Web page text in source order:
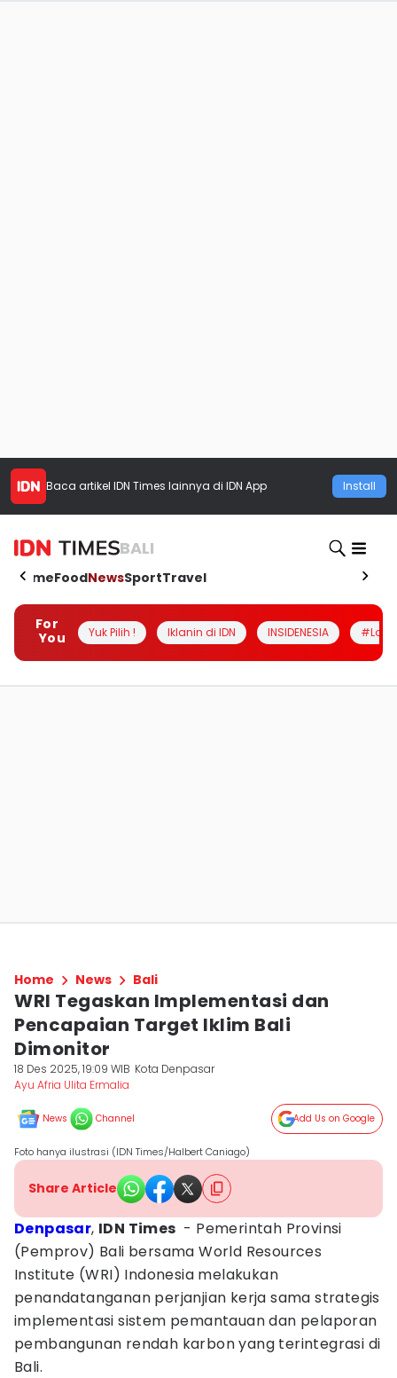
Baca artikel IDN Times lainnya di IDN App Install
BALI
HomeFoodNewsSportTravel
For
You
Yuk Pilih ! Iklanin di IDN INSIDENESIA
Home News Bali
WRI Tegaskan Implementasi dan
Pencapaian Target Iklim Bali
Dimonitor
18 Des 2025, 19:09 WIB Kota Denpasar
Ayu Afria Ulita Ermalia
News Channel Add Us on Google
Foto hanya ilustrasi (IDN Times/Halbert Caniago)
Share Article
Denpasar, IDN Times - Pemerintah Provinsi
(Pemprov) Bali bersama World Resources
Institute (WRI) Indonesia melakukan
penandatanganan perjanjian kerja sama strategis
implementasi sistem pemantauan dan pelaporan
pembangunan rendah karbon yang terintegrasi di
Bali.